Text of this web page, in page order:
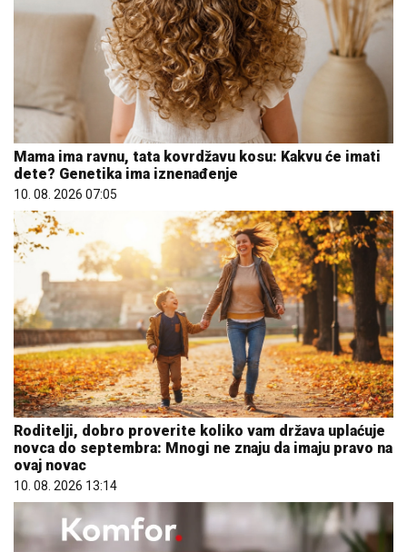
Mama ima ravnu, tata kovrdžavu kosu: Kakvu će imati
dete? Genetika ima iznenađenje
10. 08. 2026 07:05
Roditelji, dobro proverite koliko vam država uplaćuje
novca do septembra: Mnogi ne znaju da imaju pravo na
ovaj novac
10. 08. 2026 13:14